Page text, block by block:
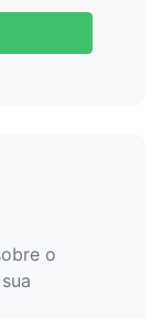
o